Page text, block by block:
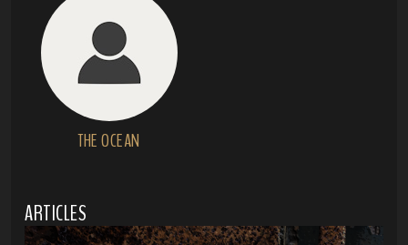
THE OCEAN
ARTICLES